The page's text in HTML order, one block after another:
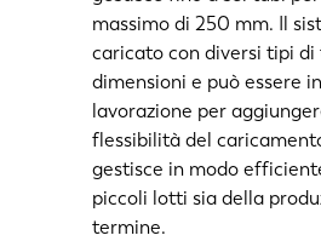
massimo di 250 mm. Il
caricato con diversi tipi
dimensioni e può essere
lavorazione per
flessibilità del
gestisce in modo
piccoli lotti sia della
termine.